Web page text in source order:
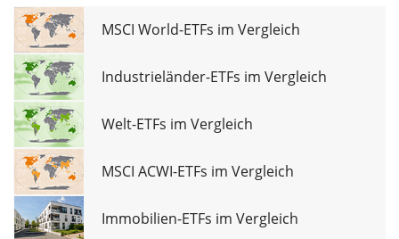
MSCI World-ETFs im Vergleich
Industrieländer-ETFs im Vergleich
Welt-ETFs im Vergleich
MSCI ACWI-ETFs im Vergleich
Immobilien-ETFs im Vergleich